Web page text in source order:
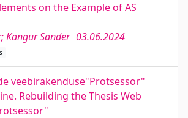
on the Example of AS
Kangur Sander 03.06.2024
veebirakenduse"Protsessor"
Rebuilding the Thesis Web